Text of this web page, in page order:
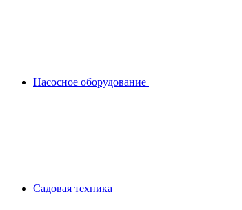
Насосное оборудование
Садовая техника